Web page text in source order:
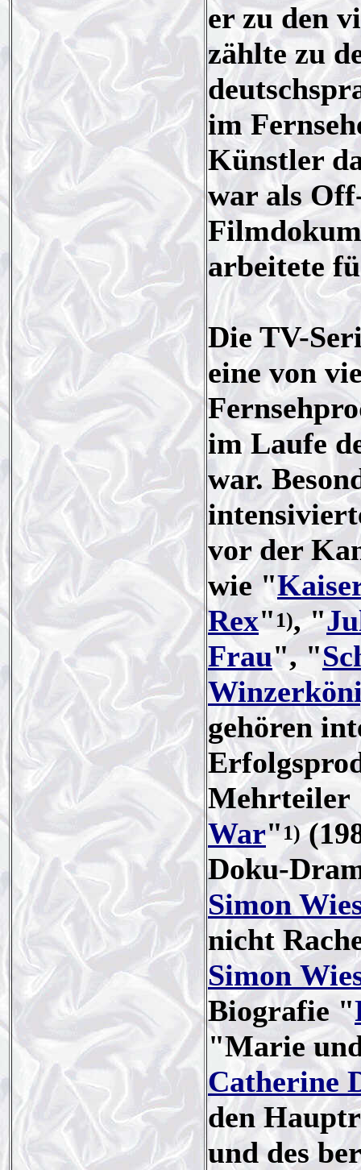
er zu den
zählte zu
im
Künstler
war als
arbeitete
Die TV-
eine von
im Laufe
war.
vor der
wie "
Rex" 1), "
Frau", "
gehören
Mehrteiler
War"1)
Doku-
Simon
nicht
Simon
Biografie "
"Marie
Catherine
den
und des